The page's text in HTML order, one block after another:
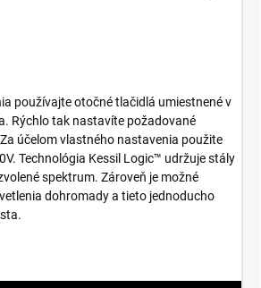
používajte otočné tlačidlá umiestnené v
Rýchlo tak nastavíte požadované
účelom vlastného nastavenia použite
Technológia Kessil Logic™ udržuje stály
spektrum. Zároveň je možné
dohromady a tieto jednoducho